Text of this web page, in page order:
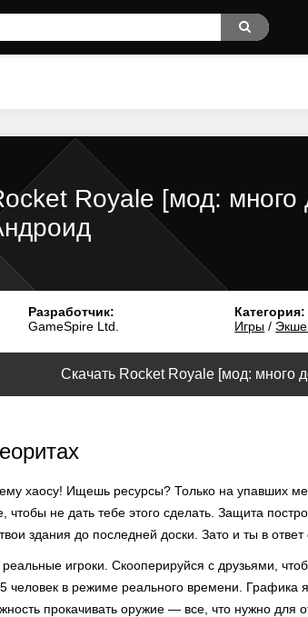
Royale [мод: много
Разработчик:
GameSpire Ltd.
Категория:
Игры /
Скачать Rocket Royale [мод: много
хаосу! Ищешь ресурсы? Только на упавших
чтобы не дать тебе этого сделать. Защита
здания до последней доски. Зато и ты в
игроки. Скооперируйся с друзьями,
человек в режиме реального времени.
прокачивать оружие — все, что нужно для